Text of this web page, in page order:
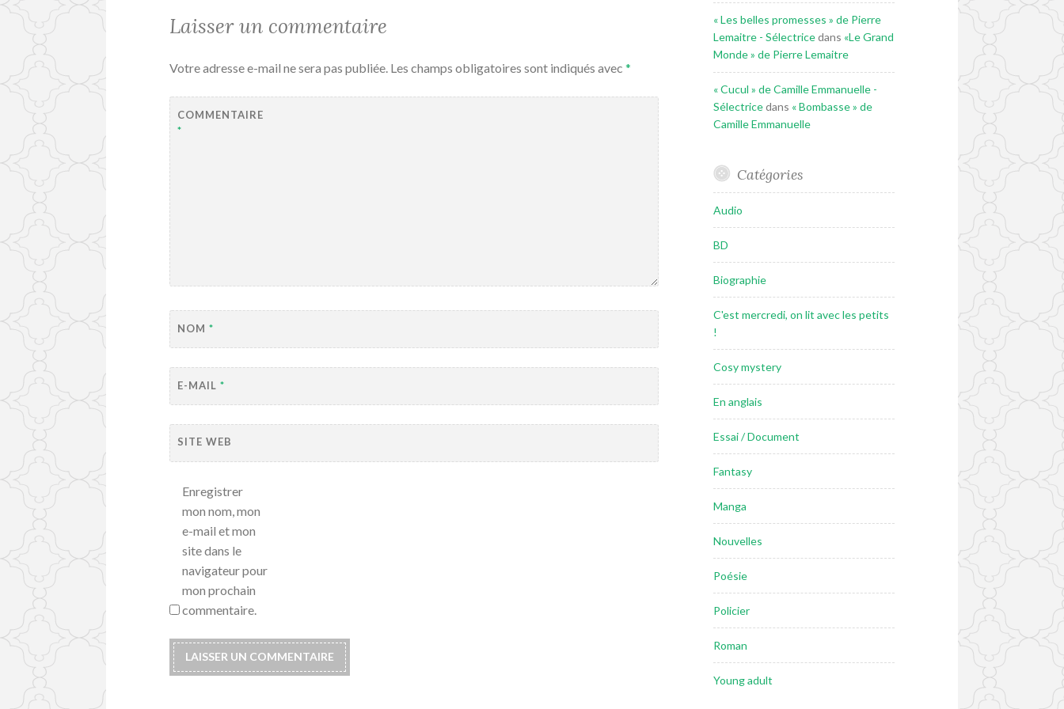
Laisser un commentaire
Votre adresse e-mail ne sera pas publiée. Les champs obligatoires sont indiqués avec*
COMMENTAIRE
*
NOM*
E-MAIL*
SITE WEB
Enregistrer
mon nom, mon
e-mail et mon
site dans le
navigateur pour
mon prochain
commentaire.
« Les belles promesses » de Pierre
Lemaitre - Sélectricedans «Le Grand
Monde » de Pierre Lemaitre
« Cucul » de Camille Emmanuelle -
Sélectricedans « Bombasse » de
Camille Emmanuelle
Catégories
Audio
BD
Biographie
C'est mercredi, on lit avec les petits
!
Cosy mystery
En anglais
Essai / Document
Fantasy
Manga
Nouvelles
Poésie
Policier
Roman
Young adult